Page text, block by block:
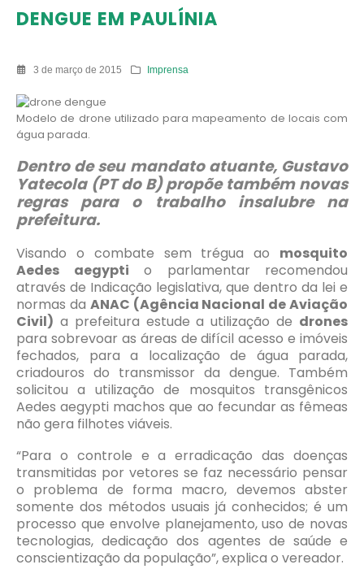
DENGUE EM PAULÍNIA
3 de março de 2015 Imprensa
Modelo de drone utilizado para mapeamento de locais com
água parada.
Dentro de seu mandato atuante, Gustavo
Yatecola (PT do B) propõe também novas
regras para o trabalho insalubre na
prefeitura.
Visando o combate sem trégua ao mosquito
Aedes aegypti o parlamentar recomendou
através de Indicação legislativa, que dentro da lei e
normas da ANAC (Agência Nacional de Aviação
Civil) a prefeitura estude a utilização de drones
para sobrevoar as áreas de difícil acesso e imóveis
fechados, para a localização de água parada,
criadouros do transmissor da dengue. Também
solicitou a utilização de mosquitos transgênicos
Aedes aegypti machos que ao fecundar as fêmeas
não gera filhotes viáveis.
“Para o controle e a erradicação das doenças
transmitidas por vetores se faz necessário pensar
o problema de forma macro, devemos abster
somente dos métodos usuais já conhecidos; é um
processo que envolve planejamento, uso de novas
tecnologias, dedicação dos agentes de saúde e
conscientização da população”, explica o vereador.